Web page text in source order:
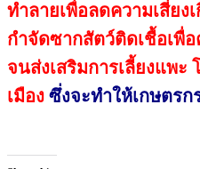
ทำลายเพื่อลดความเสี่ยง
กำจัดซากสัตว์ติดเชื้อเพื่
จนส่งเสริมการเลี้ยงแพะ
เมือง ซึ่งจะทำให้เกษตรก